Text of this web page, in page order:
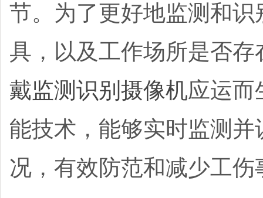
节。为了更好地监测和
具，以及工作场所是否
戴监测识别摄像机应运而
能技术，能够实时监测
况，有效防范和减少工伤